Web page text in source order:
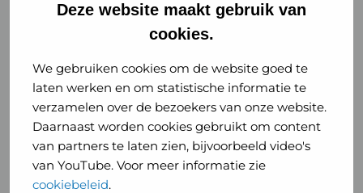
Deze website maakt gebruik van
cookies.
We gebruiken cookies om de website goed te
laten werken en om statistische informatie te
verzamelen over de bezoekers van onze website.
Daarnaast worden cookies gebruikt om content
van partners te laten zien, bijvoorbeeld video's
van YouTube. Voor meer informatie zie
cookiebeleid.
of
GGD
GHOR
Nederland
Instagram
of
GGD
GHOR
Nederland
GGD Reizen op social media
GGD Reizen